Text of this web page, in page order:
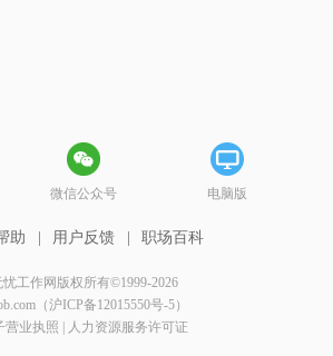
微信公众号 电脑版
助 用户反馈 职场百科
忧工作网版权所有©1999-2026
（沪ICP备12015550号-5）
营业执照
人力资源服务许可证